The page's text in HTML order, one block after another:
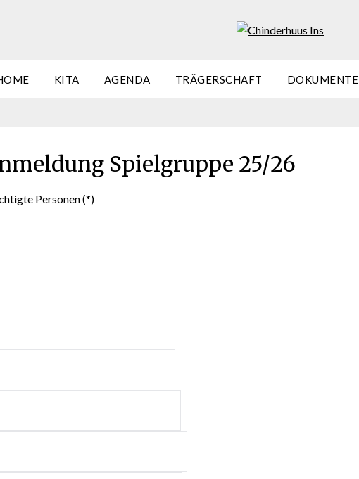
KITA AGENDA TRÄGERSCHAFT DOKUMENTE
Spielgruppe 25/26
Personen (*)